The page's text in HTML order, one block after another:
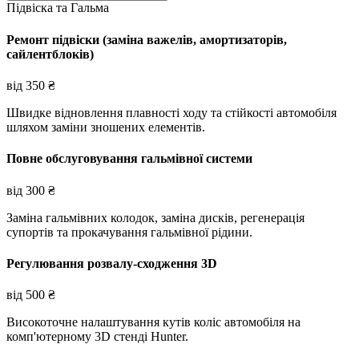
Підвіска та Гальма
Ремонт підвіски (заміна важелів, амортизаторів,
сайлентблоків)
від 350 ₴
Швидке відновлення плавності ходу та стійкості автомобіля
шляхом заміни зношених елементів.
Повне обслуговування гальмівної системи
від 300 ₴
Заміна гальмівних колодок, заміна дисків, регенерація
супортів та прокачування гальмівної рідини.
Регулювання розвалу-сходження 3D
від 500 ₴
Високоточне налаштування кутів коліс автомобіля на
комп'ютерному 3D стенді Hunter.